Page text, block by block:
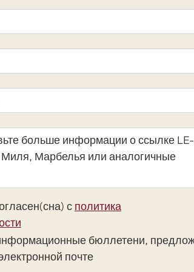
с политика
бюллетени,
почте